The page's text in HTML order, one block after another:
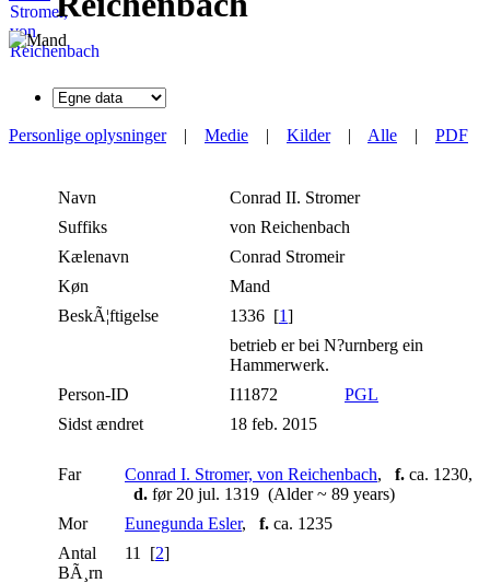
Personlige oplysninger| Medie | Kilder| Alle | PDF
Navn Conrad II. Stromer
Suffiks
von Reichenbach
Kælenavn
Conrad Stromeir
Køn
Mand
BeskÃ¦ftigelse
1336 [1]
betrieb er bei N?urnberg ein
Hammerwerk.
Person-ID
I11872
PGL
Sidst ændret
18 feb. 2015
Far Conrad I. Stromer, von Reichenbach, f. ca. 1230,
d. før 20 jul. 1319 (Alder ~ 89 years)
Mor
Eunegunda Esler, f. ca. 1235
Antal
BÃ¸rn
11 [2]